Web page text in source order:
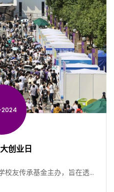
创业日
校友传承基金主办，旨在透过